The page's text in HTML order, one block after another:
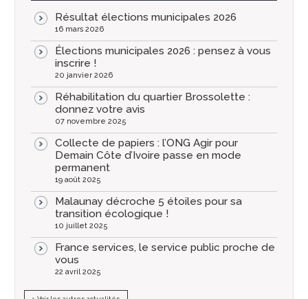
Résultat élections municipales 2026
16 mars 2026
Élections municipales 2026 : pensez à vous
inscrire !
20 janvier 2026
Réhabilitation du quartier Brossolette :
donnez votre avis
07 novembre 2025
Collecte de papiers : l’ONG Agir pour
Demain Côte d’Ivoire passe en mode
permanent
19 août 2025
Malaunay décroche 5 étoiles pour sa
transition écologique !
10 juillet 2025
France services, le service public proche de
vous
22 avril 2025